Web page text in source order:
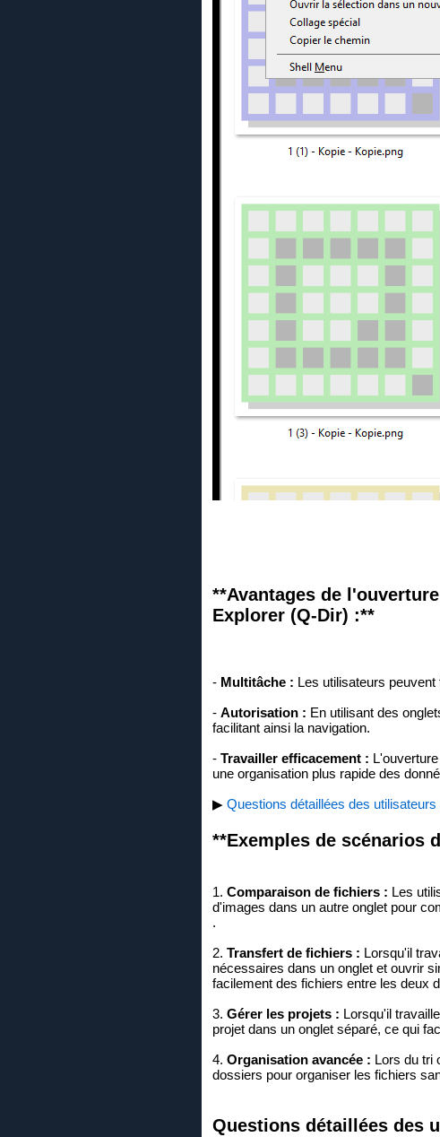
**Avantages de
Explorer (Q-Dir) :**
- Multitâche : Les utilisateurs
- Autorisation : En utilisant des
facilitant ainsi la navigation.
- Travailler efficacement :
une organisation plus rapide des
▶ Questions détaillées des
**Exemples de scénarios
1. Comparaison de fichiers : Les
d'images dans un autre onglet pour
.
2. Transfert de fichiers : Lorsqu'il
nécessaires dans un onglet et ouvrir
facilement des fichiers entre les deux
3. Gérer les projets : Lorsqu'il
projet dans un onglet séparé, ce qui
4. Organisation avancée : Lors du tri
dossiers pour organiser les fichiers
Questions détaillées des